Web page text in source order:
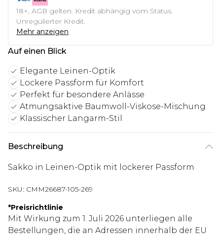
18+, AGB gelten. Kredit abhängig vom Status.
Unregulierter Kredit.
Mehr anzeigen
Auf einen Blick
Elegante Leinen-Optik
Lockere Passform für Komfort
Perfekt für besondere Anlässe
Atmungsaktive Baumwoll-Viskose-Mischung
Klassischer Langarm-Stil
Beschreibung
Sakko in Leinen-Optik mit lockerer Passform
SKU: CMM26687-105-269
*Preisrichtlinie
Mit Wirkung zum 1. Juli 2026 unterliegen alle
Bestellungen, die an Adressen innerhalb der EU